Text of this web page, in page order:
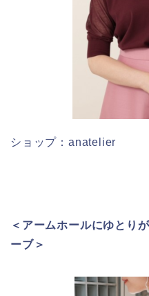
ショップ：anatelier
＜アームホールにゆとり
ーブ＞